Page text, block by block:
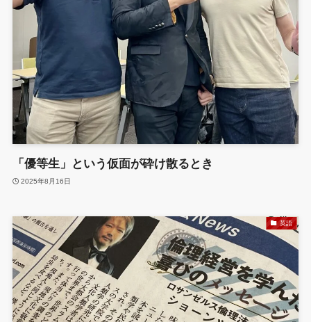
「優等生」という仮面が砕け散るとき
2025年8月16日
英語